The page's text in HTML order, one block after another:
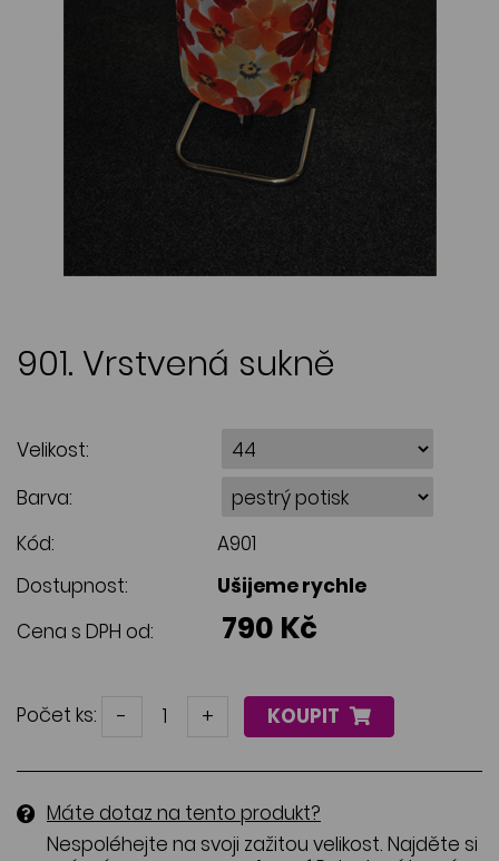
901. Vrstvená sukně
Velikost:
Barva:
Kód:
A901
Dostupnost:
Ušijeme rychle
Cena s DPH od:
790 Kč
Počet ks: - + KOUPIT
Máte dotaz na tento produkt?
Nespoléhejte na svoji zažitou velikost. Najděte si